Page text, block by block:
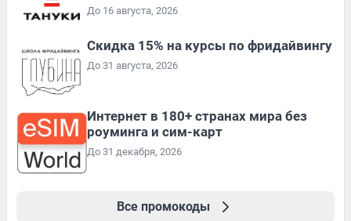
До 16 августа, 2026
Скидка 15% на курсы по фридайвингу
До 31 августа, 2026
Интернет в 180+ странах мира без
роуминга и сим-карт
До 31 декабря, 2026
Все промокоды